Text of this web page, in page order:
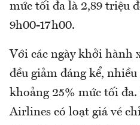
mức tối đa là 2,89 triệu
9h00-17h00.
Với các ngày khởi hành
đều giảm đáng kể,
khoảng 25% mức tối
Airlines có loạt giá vé